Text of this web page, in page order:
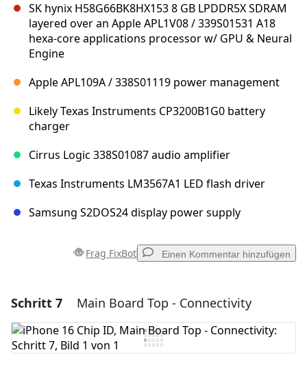
SK hynix H58G66BK8HX153 8 GB LPDDR5X SDRAM
layered over an Apple APL1V08 / 339S01531 A18
hexa-core applications processor w/ GPU & Neural
Engine
Apple APL109A / 338S01119 power management
Likely Texas Instruments CP3200B1G0 battery
charger
Cirrus Logic 338S01087 audio amplifier
Texas Instruments LM3567A1 LED flash driver
Samsung S2DOS24 display power supply
Frag FixBot Einen Kommentar hinzufügen
Einen Kommentar hinzufügen
Kommentar hinzufügen
Schritt 7 Main Board Top - Connectivity